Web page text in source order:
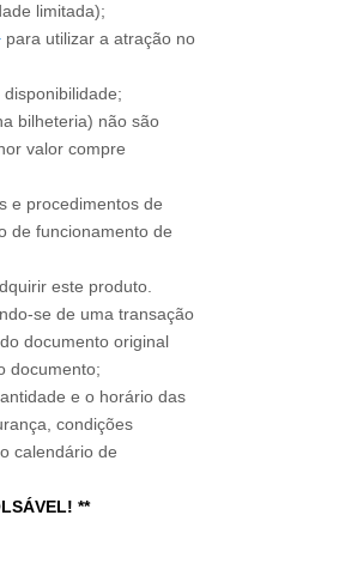
limitada);
para utilizar a atração no
bilheteria) não são
valor compre
e procedimentos de
de funcionamento de
este produto.
se de uma transação
documento original
documento;
e o horário das
condições
calendário de
**